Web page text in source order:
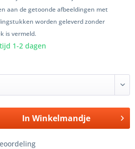
aan de getoonde afbeeldingen met
worden geleverd zonder
is vermeld.
1-2 dagen
In Winkelmandje